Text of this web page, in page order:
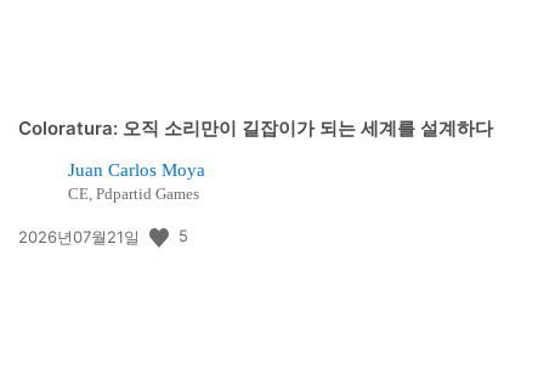
Coloratura: 오직 소리만이 길잡이가 되는 세계를 설계하다
Juan Carlos Moya
CE, Pdpartid Games
공
2026년07월21일 5